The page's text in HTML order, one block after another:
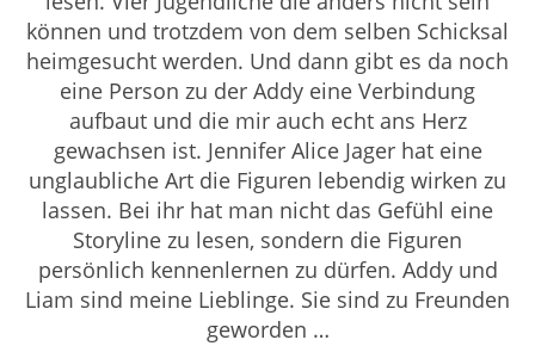
können und trotzdem von dem selben Schicksal
heimgesucht werden. Und dann gibt es da noch
eine Person zu der Addy eine Verbindung
aufbaut und die mir auch echt ans Herz
gewachsen ist. Jennifer Alice Jager hat eine
unglaubliche Art die Figuren lebendig wirken zu
lassen. Bei ihr hat man nicht das Gefühl eine
Storyline zu lesen, sondern die Figuren
persönlich kennenlernen zu dürfen. Addy und
Liam sind meine Lieblinge. Sie sind zu Freunden
geworden …